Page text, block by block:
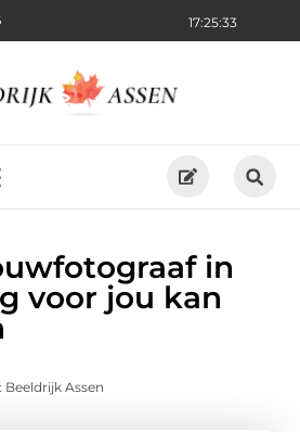
17:25:35
in
voor jou kan
Assen